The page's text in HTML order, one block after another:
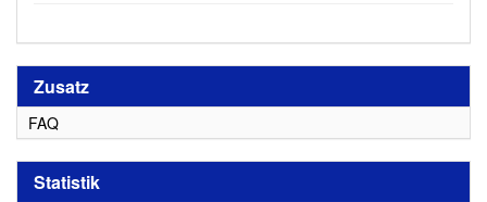
Zusatz
FAQ
Statistik